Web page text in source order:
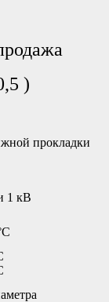
)
прокладки
1 кВ